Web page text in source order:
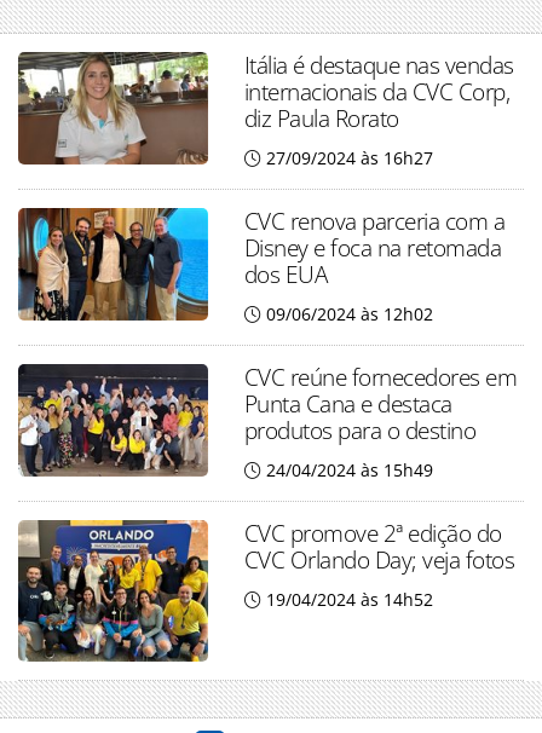
Itália é destaque nas vendas
internacionais da CVC Corp,
diz Paula Rorato
27/09/2024 às 16h27
CVC renova parceria com a
Disney e foca na retomada
dos EUA
09/06/2024 às 12h02
CVC reúne fornecedores em
Punta Cana e destaca
produtos para o destino
24/04/2024 às 15h49
CVC promove 2ª edição do
CVC Orlando Day; veja fotos
19/04/2024 às 14h52